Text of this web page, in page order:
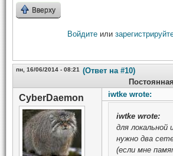
Вверху
Войдите или
пн, 16/06/2014 - 08:21 (Ответ на #10)
CyberDaemon iwtke wrote:
iwtke wrote:
для
нужно два
(если мне